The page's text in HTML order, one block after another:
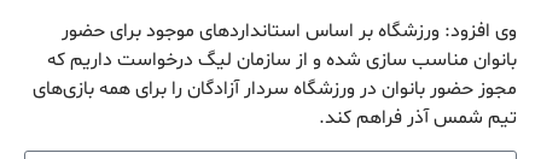
وی افزود: ورزشگاه بر اساس استانداردهای موجود برای حضور
بانوان مناسب سازی شده و از سازمان لیگ درخواست داریم که
مجوز حضور بانوان در ورزشگاه سردار آزادگان را برای همه بازی‌های
تیم شمس آذر فراهم کند.